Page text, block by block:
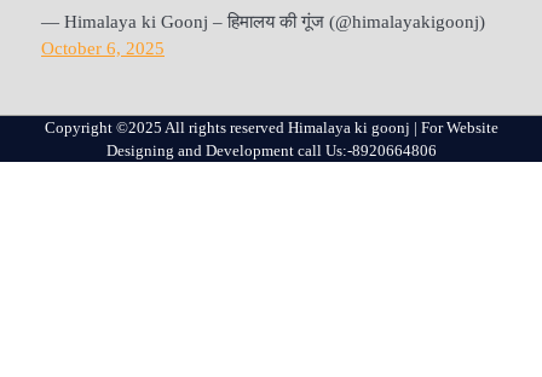
— Himalaya ki Goonj – हिमालय की गूंज (@himalayakigoonj)
October 6, 2025
Copyright ©2025 All rights reserved Himalaya ki goonj | For Website
Designing and Development call Us:-8920664806